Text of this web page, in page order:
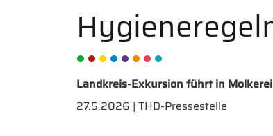
Landkreis-Exkursion führt in
27.5.2026 | THD-Pressestelle